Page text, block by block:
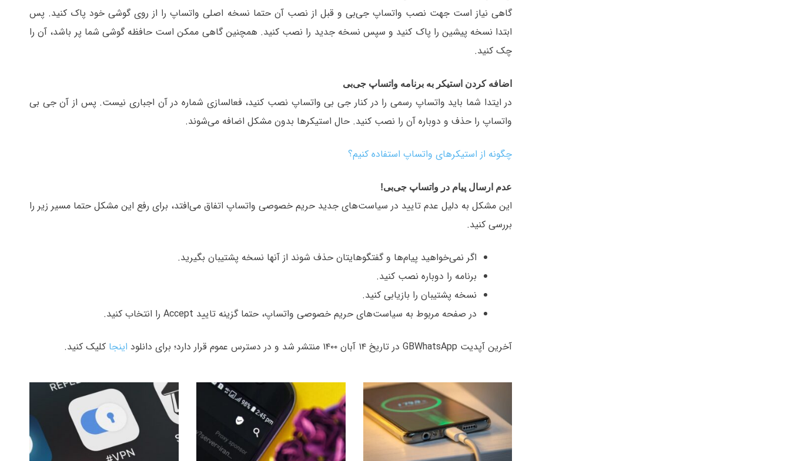
گاهی نیاز است جهت نصب واتساپ جی‌بی و قبل از نصب آن حتما نسخه اصلی واتساپ را از روی گوشی خود پاک کنید. پس
ابتدا نسخه پیشین را پاک کنید و سپس نسخه جدید را نصب کنید. همچنین گاهی ممکن است حافظه گوشی شما پر باشد، آن را
چک کنید.
اضافه کردن استیکر به برنامه واتساپ جی‌‌بی
در ایتدا شما باید واتساپ رسمی را در کنار جی بی واتساپ نصب کنید، فعالسازی شماره در آن اجباری نیست. پس از آن جی بی
واتساپ را حذف و دوباره آن را نصب کنید. حال استیکرها بدون مشکل اضافه می‌شوند.
چگونه از استیکرهای واتساپ استفاده کنیم؟
عدم ارسال پیام در واتساپ جی‌بی!
این مشکل به دلیل عدم تایید در سیاست‌های جدید حریم خصوصی واتساپ اتفاق می‌افتد، برای رفع این مشکل حتما مسیر زیر را
بررسی کنید.
اگر نمی‌خواهید پیام‌ها و گفتگوهایتان حذف شوند از آنها نسخه پشتیبان بگیرید.
برنامه را دوباره نصب کنید.
نسخه پشتیبان را بازیابی کنید.
در صفحه مربوط به سیاست‌های حریم خصوصی واتساپ، حتما گزینه تایید Accept را انتخاب کنید.
آخرین آپدیت GBWhatsApp در تاریخ ۱۴ آبان ۱۴۰۰ منتشر شد و در دسترس عموم قرار دارد؛ برای دانلود اینجا کلیک کنید.